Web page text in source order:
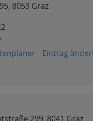
8053 Graz
Eintrag
299, 8041 Graz